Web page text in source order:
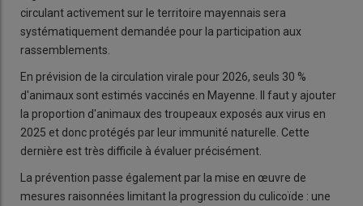
circulant activement sur le territoire mayennais sera
systématiquement demandée pour la participation aux
rassemblements.
En prévision de la circulation virale pour 2026, seuls 30 %
d'animaux sont estimés vaccinés en Mayenne. Il faut y ajouter
la proportion d'animaux des troupeaux exposés aux virus en
2025 et donc protégés par leur immunité naturelle. Cette
dernière est très difficile à évaluer précisément.
La prévention passe également par la mise en œuvre de
mesures raisonnées limitant la progression du culicoïde : une